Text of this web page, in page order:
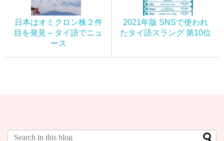
日本はオミクロン株２件
目を発見 – タイ語でニュ
ース
2021年版 SNSで使われ
たタイ語スラング 第10位